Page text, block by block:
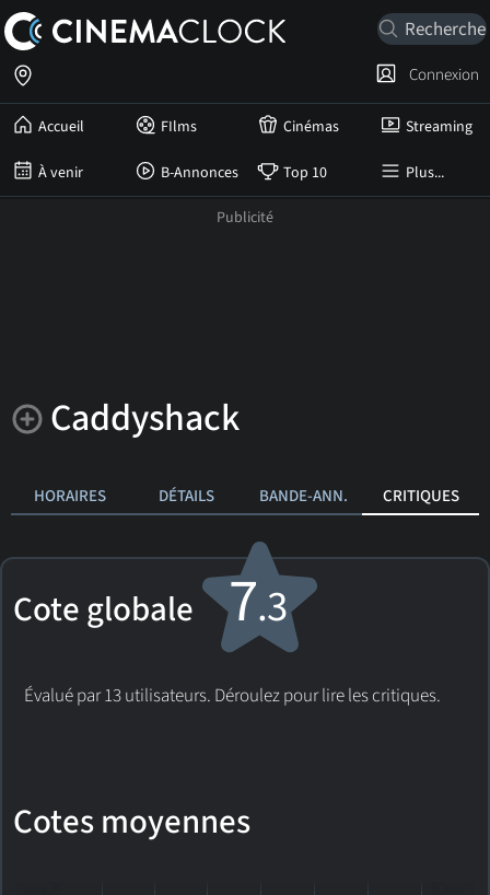
Accueil FIlms Cinémas Streaming
À venir B-Annonces Top 10 Plus...
Connexion
Caddyshack
HORAIRES DÉTAILS BANDE-ANN. CRITIQUES
Cote globale 7.3
Évalué par 13 utilisateurs. Déroulez pour lire les critiques.
Cotes moyennes